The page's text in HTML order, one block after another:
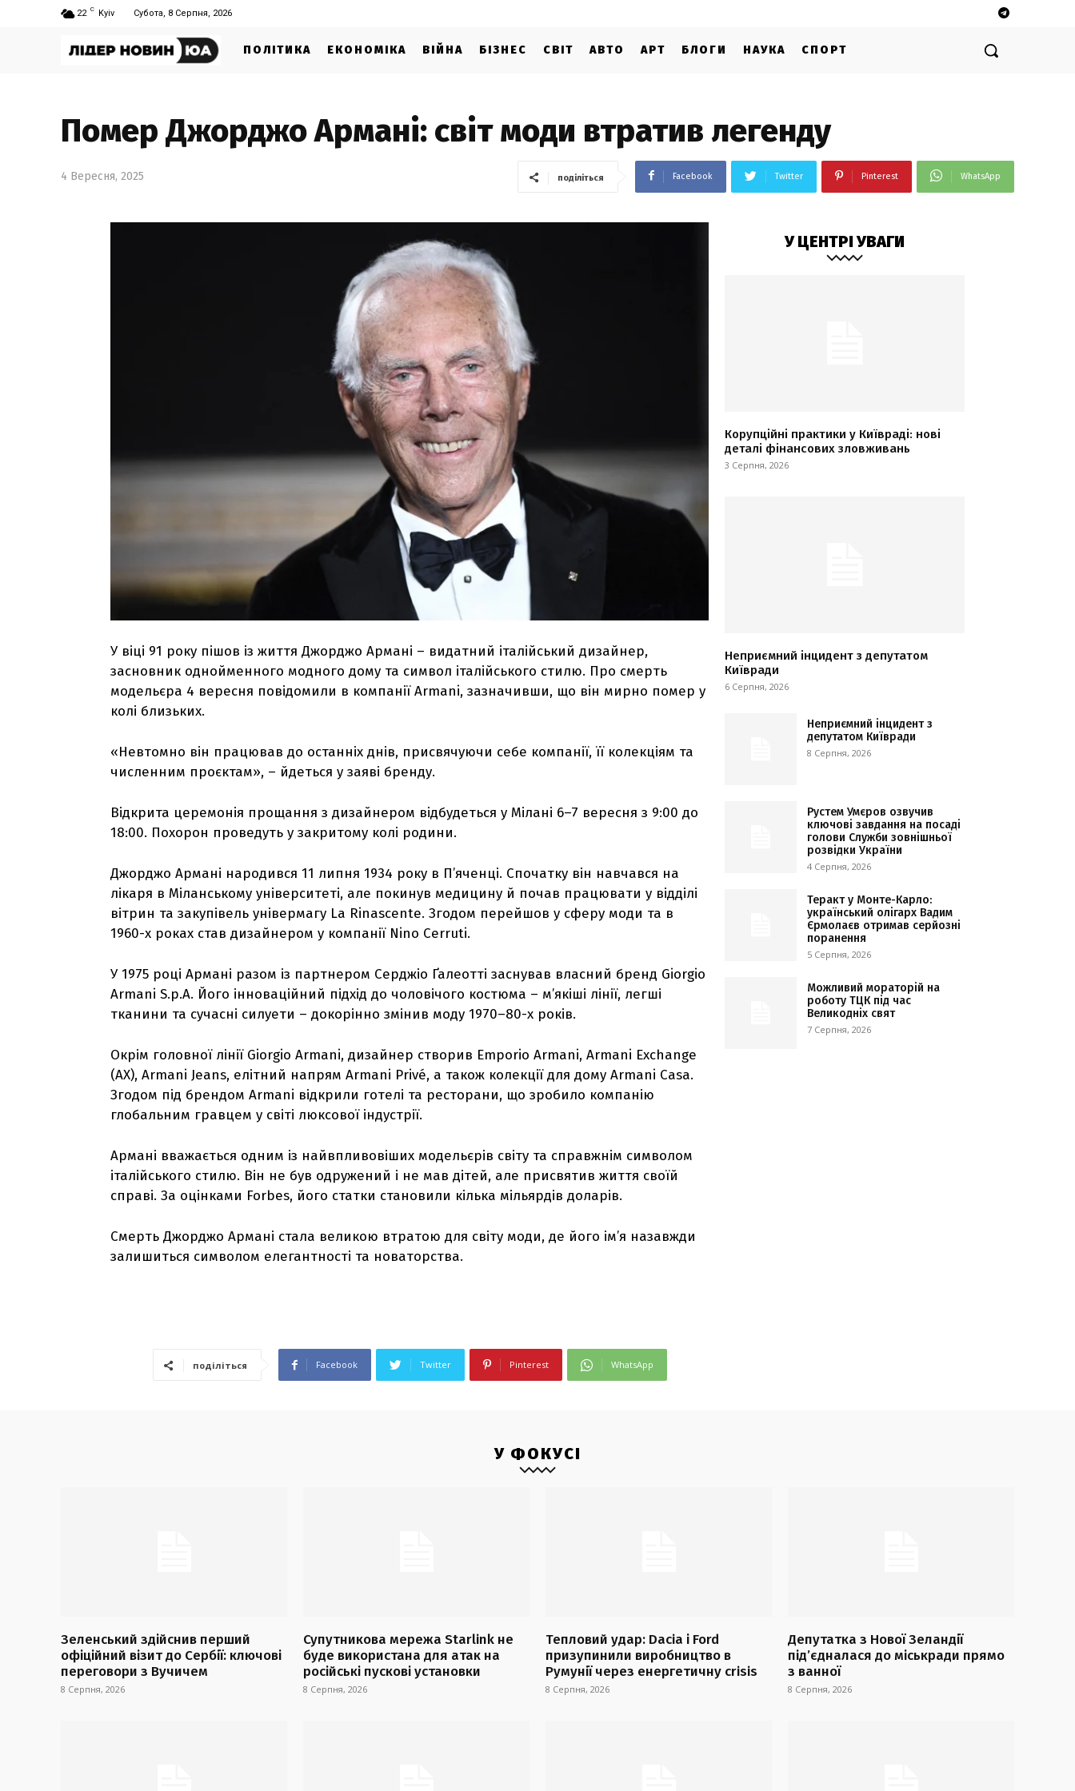
22 C Kyiv Субота, 8 Серпня, 2026
ПОЛІТИКА ЕКОНОМІКА ВІЙНА БІЗНЕС СВІТ АВТО АРТ БЛОГИ НАУКА СПОРТ
Помер Джорджо Армані: світ моди втратив легенду
4 Вересня, 2025 поділіться Facebook Twitter Pinterest WhatsApp
У віці 91 року пішов із життя Джорджо Армані – видатний італійський дизайнер,
засновник однойменного модного дому та символ італійського стилю. Про смерть
модельєра 4 вересня повідомили в компанії Armani, зазначивши, що він мирно помер у
колі близьких.
«Невтомно він працював до останніх днів, присвячуючи себе компанії, її колекціям та
численним проєктам», – йдеться у заяві бренду.
Відкрита церемонія прощання з дизайнером відбудеться у Мілані 6–7 вересня з 9:00 до
18:00. Похорон проведуть у закритому колі родини.
Джорджо Армані народився 11 липня 1934 року в П’яченці. Спочатку він навчався на
лікаря в Міланському університеті, але покинув медицину й почав працювати у відділі
вітрин та закупівель універмагу La Rinascente. Згодом перейшов у сферу моди та в
1960-х роках став дизайнером у компанії Nino Cerruti.
У 1975 році Армані разом із партнером Серджіо Ґалеотті заснував власний бренд Giorgio
Armani S.p.A. Його інноваційний підхід до чоловічого костюма – м’якіші лінії, легші
тканини та сучасні силуети – докорінно змінив моду 1970–80-х років.
Окрім головної лінії Giorgio Armani, дизайнер створив Emporio Armani, Armani Exchange
(AX), Armani Jeans, елітний напрям Armani Privé, а також колекції для дому Armani Casa.
Згодом під брендом Armani відкрили готелі та ресторани, що зробило компанію
глобальним гравцем у світі люксової індустрії.
Армані вважається одним із найвпливовіших модельєрів світу та справжнім символом
італійського стилю. Він не був одружений і не мав дітей, але присвятив життя своїй
справі. За оцінками Forbes, його статки становили кілька мільярдів доларів.
Смерть Джорджо Армані стала великою втратою для світу моди, де його ім’я назавжди
залишиться символом елегантності та новаторства.
поділіться Facebook Twitter Pinterest WhatsApp
У ЦЕНТРІ УВАГИ
Корупційні практики у Київраді: нові
деталі фінансових зловживань
3 Серпня, 2026
Неприємний інцидент з депутатом
Київради
6 Серпня, 2026
Неприємний інцидент з
депутатом Київради
8 Серпня, 2026
Рустем Умєров озвучив
ключові завдання на посаді
голови Служби зовнішньої
розвідки України
4 Серпня, 2026
Теракт у Монте-Карло:
український олігарх Вадим
Єрмолаєв отримав серйозні
поранення
5 Серпня, 2026
Можливий мораторій на
роботу ТЦК під час
Великодніх свят
7 Серпня, 2026
У ФОКУСІ
Зеленський здійснив перший
офіційний візит до Сербії: ключові
переговори з Вучичем
8 Серпня, 2026
Супутникова мережа Starlink не
буде використана для атак на
російські пускові установки
8 Серпня, 2026
Тепловий удар: Dacia і Ford
призупинили виробництво в
Румунії через енергетичну crisis
8 Серпня, 2026
Депутатка з Нової Зеландії
під’єдналася до міськради прямо
з ванної
8 Серпня, 2026